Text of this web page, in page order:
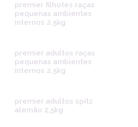
premier filhotes raças
pequenas ambientes
internos 2,5kg
premier adultos raças
pequenas ambientes
internos 2,5kg
premier adultos spitz
alemão 2,5kg